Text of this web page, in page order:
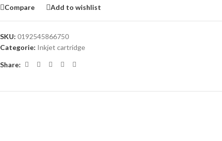
Compare Add to wishlist
SKU: 0192545866750
Categorie: Inkjet cartridge
Share: